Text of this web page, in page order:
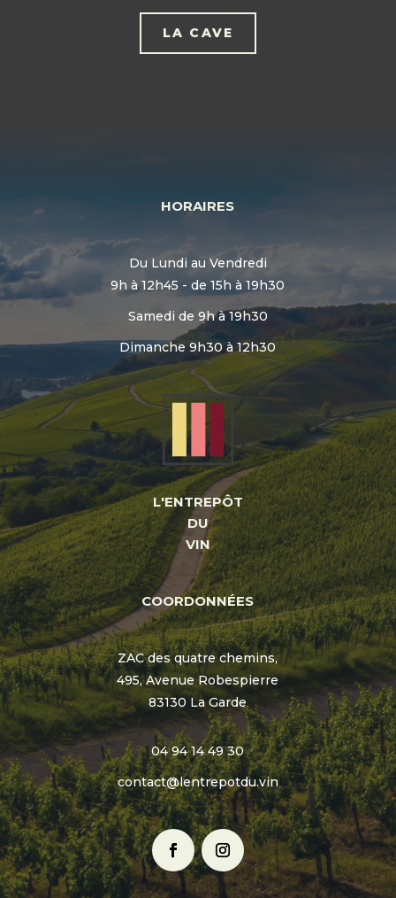
LA CAVE
HORAIRES
Du Lundi au Vendredi
9h à 12h45 - de 15h à 19h30
Samedi de 9h à 19h30
Dimanche 9h30 à 12h30
L'ENTREPÔT
DU
VIN
COORDONNÉES
ZAC des quatre chemins,
495, Avenue Robespierre
83130 La Garde
04 94 14 49 30
contact@lentrepotdu.vin